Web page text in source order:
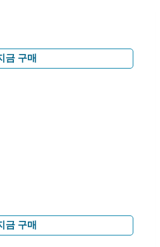
금 구매
금 구매